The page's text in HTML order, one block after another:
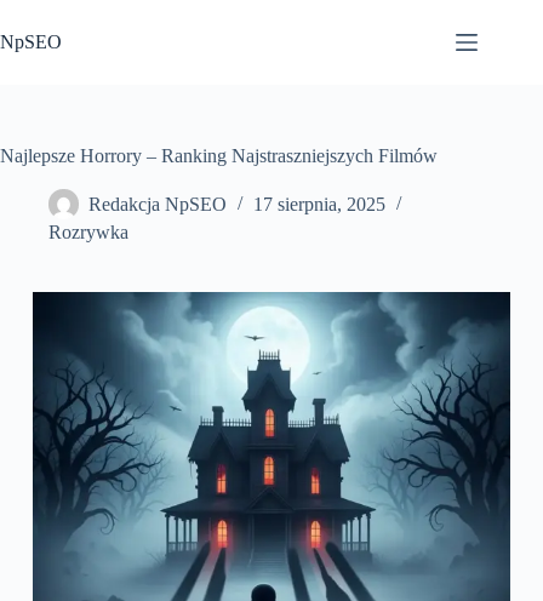
do
treści
NpSEO
Najlepsze Horrory – Ranking Najstraszniejszych Filmów
Redakcja NpSEO
17 sierpnia, 2025
Rozrywka